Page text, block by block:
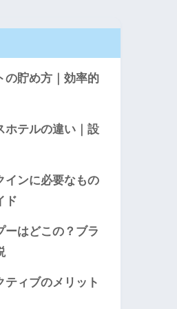
の貯め方｜効率的
ホテルの違い｜設
インに必要なもの
ド
ーはどこの？ブラ
ティブのメリット